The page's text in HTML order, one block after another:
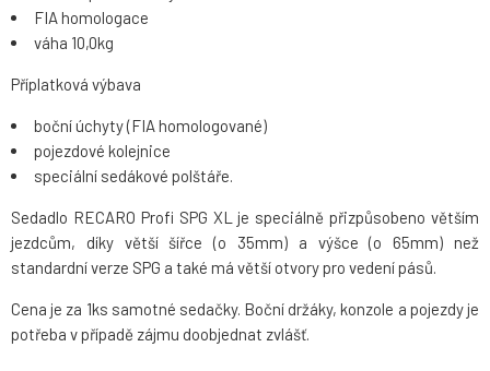
FIA homologace
váha 10,0kg
Příplatková výbava
boční úchyty (FIA homologované)
pojezdové kolejnice
speciální sedákové polštáře.
Sedadlo RECARO Profi SPG XL je speciálně přizpůsobeno větším
jezdcům, díky větší šířce (o 35mm) a výšce (o 65mm) než
standardní verze SPG a také má větší otvory pro vedení pásů.
Cena je za 1ks samotné sedačky. Boční držáky, konzole a pojezdy je
potřeba v případě zájmu doobjednat zvlášť.